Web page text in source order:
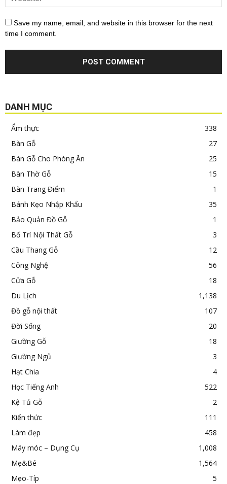
Save my name, email, and website in this browser for the next
time I comment.
DANH MỤC
Ẩm thực
338
Bàn Gỗ
27
Bàn Gỗ Cho Phòng Ăn
25
Bàn Thờ Gỗ
15
Bàn Trang Điểm
1
Bánh Kẹo Nhập Khẩu
35
Bảo Quản Đồ Gỗ
1
Bố Trí Nội Thất Gỗ
3
Cầu Thang Gỗ
12
Công Nghệ
56
Cửa Gỗ
18
Du Lịch
1,138
Đồ gỗ nội thất
107
Đời Sống
20
Giường Gỗ
18
Giường Ngủ
3
Hạt Chia
4
Học Tiếng Anh
522
Kệ Tủ Gỗ
2
Kiến thức
111
Làm đẹp
458
Máy móc – Dụng Cụ
1,008
Mẹ&Bé
1,564
Mẹo-Típ
5